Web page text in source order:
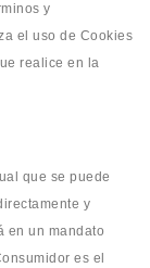
y
el uso de Cookies
realice en la
que se puede
y
en un mandato
es el